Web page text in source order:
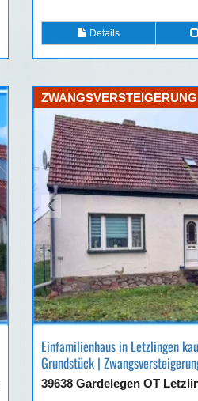
Details
‹
ZWANGSVERSTEIGERUNG
Einfamilienhaus in Letzlingen
Grundstück |
39638 Gardelegen OT